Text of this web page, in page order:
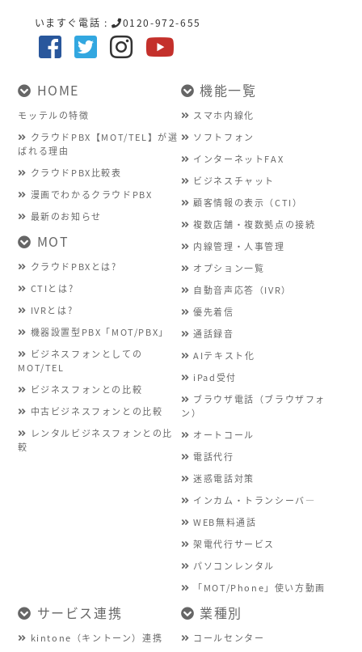
いますぐ電話 : 0120-972-655
HOME
モッテルの特徴
クラウドPBX【MOT/TEL】が選
ばれる理由
クラウドPBX比較表
漫画でわかるクラウドPBX
最新のお知らせ
MOT
クラウドPBXとは?
CTIとは?
IVRとは?
機器設置型PBX「MOT/PBX」
ビジネスフォンとしての
MOT/TEL
ビジネスフォンとの比較
中古ビジネスフォンとの比較
レンタルビジネスフォンとの比
較
機能一覧
スマホ内線化
ソフトフォン
インターネットFAX
ビジネスチャット
顧客情報の表示（CTI）
複数店舗・複数拠点の接続
内線管理・人事管理
オプション一覧
自動音声応答（IVR）
優先着信
通話録音
AIテキスト化
iPad受付
ブラウザ電話（ブラウザフォ
ン）
オートコール
電話代行
迷惑電話対策
インカム・トランシーバ―
WEB無料通話
架電代行サービス
パソコンレンタル
「MOT/Phone」使い方動画
サービス連携
kintone（キントーン）連携
業種別
コールセンター